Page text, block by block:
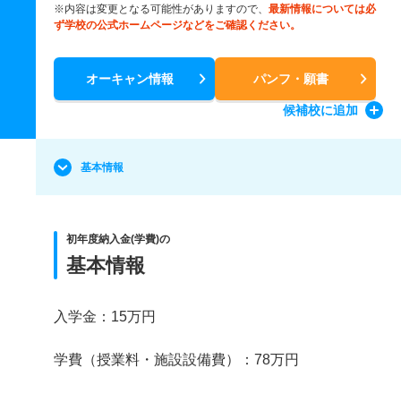
※内容は変更となる可能性がありますので、 最新情報については必
ず学校の公式ホームページなどをご確認ください。
オーキャン情報 パンフ・願書
候補校に追加
基本情報
初年度納入金(学費)の
基本情報
入学金：15万円
学費（授業料・施設設備費）：78万円